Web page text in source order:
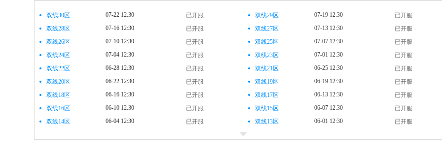
双线30区 07-22 12:30 已开服 双线29区 07-19 12:30
已开服
双线28区
07-16 12:30 已开服 双线27区 07-13 12:30
已开服
双线26区
07-10 12:30 已开服 双线25区 07-07 12:30
已开服
双线24区
07-04 12:30 已开服 双线23区 07-01 12:30
已开服
双线22区
06-28 12:30 已开服 双线21区 06-25 12:30
已开服
双线20区
06-22 12:30 已开服 双线19区 06-19 12:30
已开服
双线18区
06-16 12:30 已开服 双线17区 06-13 12:30
已开服
双线16区
06-10 12:30 已开服 双线15区 06-07 12:30
已开服
双线14区
06-04 12:30 已开服 双线13区 06-01 12:30
已开服